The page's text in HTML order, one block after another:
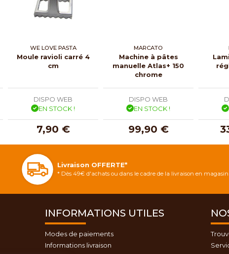
WE LOVE PASTA
Moule ravioli carré 4
cm
DISPO WEB
EN STOCK !
7,90 €
MARCATO
Machine à pâtes
manuelle Atlas+ 150
chrome
DISPO WEB
EN STOCK !
99,90 €
Livraison OFFERTE*
* Dès 49€ d'achats ou dans le cadre de la livraison en magasin
INFORMATIONS UTILES
Modes de paiements
Informations livraison